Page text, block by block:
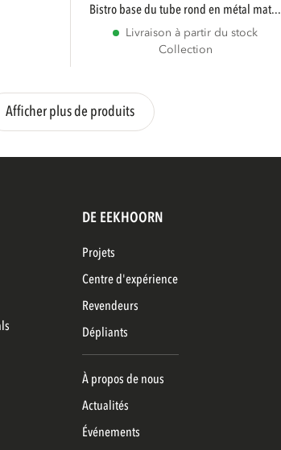
bistro base du tube rond en métal mat...
Livraison à partir du stock
Collection
Afficher plus de produits
DE EEKHOORN
Projets
Centre d'expérience
Revendeurs
Dépliants
À propos de nous
Actualités
Événements